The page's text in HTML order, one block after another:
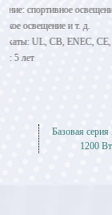
Применение:
сценическое
Сертификаты:
Базовая
1200 Вт